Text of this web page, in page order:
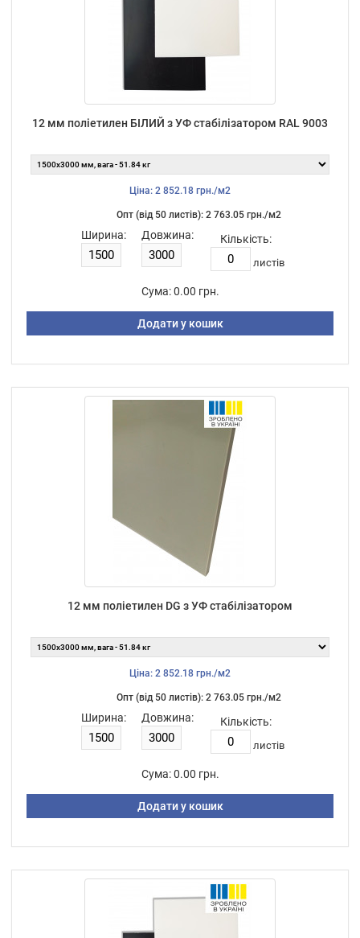
12 мм поліетилен БІЛИЙ з УФ стабілізатором RAL 9003
Ціна: 2 852.18 грн./м2
Опт (від 50 листiв): 2 763.05 грн./м2
Ширина: Довжина: Кількість:
листiв
Сума: 0.00 грн.
Додати у кошик
12 мм поліетилен DG з УФ стабілізатором
Ціна: 2 852.18 грн./м2
Опт (від 50 листiв): 2 763.05 грн./м2
Ширина: Довжина: Кількість:
листiв
Сума: 0.00 грн.
Додати у кошик